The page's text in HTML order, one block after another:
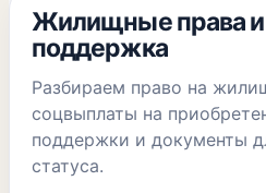
Жилищные права и
поддержка
Разбираем право на
соцвыплаты на
поддержки и документы
статуса.